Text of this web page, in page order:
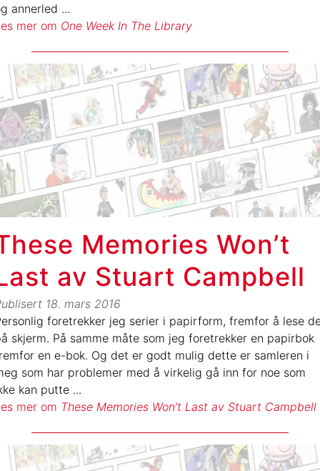
annerled ...
mer om One Week In The Library
Memories Won’t
av Stuart Campbell
18. mars 2016
foretrekker jeg serier i papirform, fremfor å lese
skjerm. På samme måte som jeg foretrekker en papirbok
en e-bok. Og det er godt mulig dette er samleren i
som har problemer med å virkelig gå inn for noe som
kan putte ...
mer om These Memories Won’t Last av Stuart Campbell